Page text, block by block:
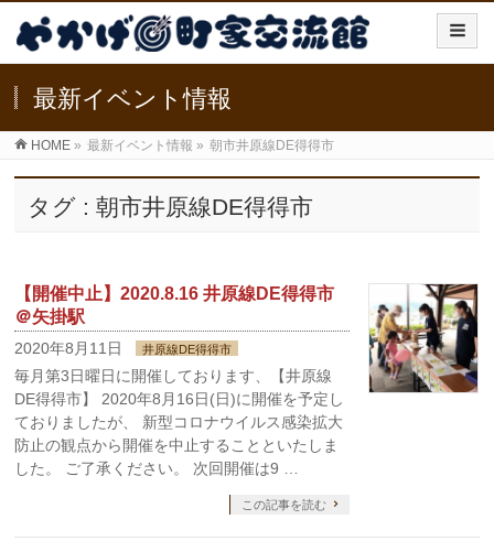
最新イベント情報
HOME » 最新イベント情報 » 朝市井原線DE得得市
タグ : 朝市井原線DE得得市
【開催中止】2020.8.16 井原線DE得得市
＠矢掛駅
2020年8月11日 井原線DE得得市
毎月第3日曜日に開催しております、【井原線
DE得得市】 2020年8月16日(日)に開催を予定し
ておりましたが、 新型コロナウイルス感染拡大
防止の観点から開催を中止することといたしま
した。 ご了承ください。 次回開催は9 …
この記事を読む